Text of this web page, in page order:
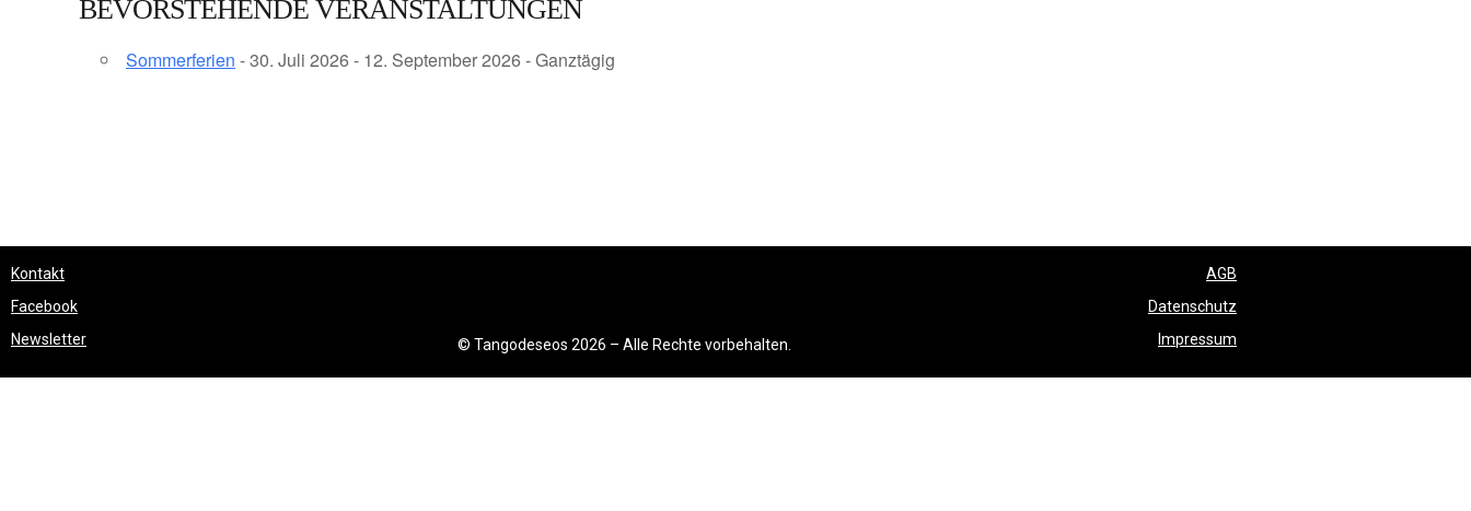
BEVORSTEHENDE VERANSTALTUNGEN
Sommerferien - 30. Juli 2026 - 12. September 2026 - Ganztägig
Kontakt
Facebook
Newsletter
© Tangodeseos 2026 – Alle Rechte vorbehalten.
AGB
Datenschutz
Impressum